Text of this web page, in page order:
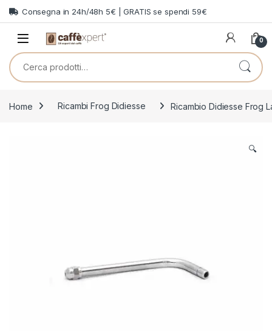
Skip to navigation
Skip to content
Consegna in 24h/48h 5€ | GRATIS se spendi 59€
0
Cerca:
Home Ricambi Frog Didiesse Ricambio Didiesse Frog
🔍